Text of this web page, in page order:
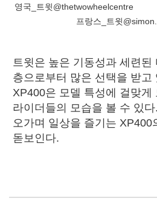
영국_트윗
프랑스_트윗
트윗은 높은 기동성과 세련된
층으로부터 많은 선택을 받고
XP400은 모델 특성에 걸맞게
라이더들의 모습을 볼 수 있
오가며 일상을 즐기는 XP400
돋보인다.